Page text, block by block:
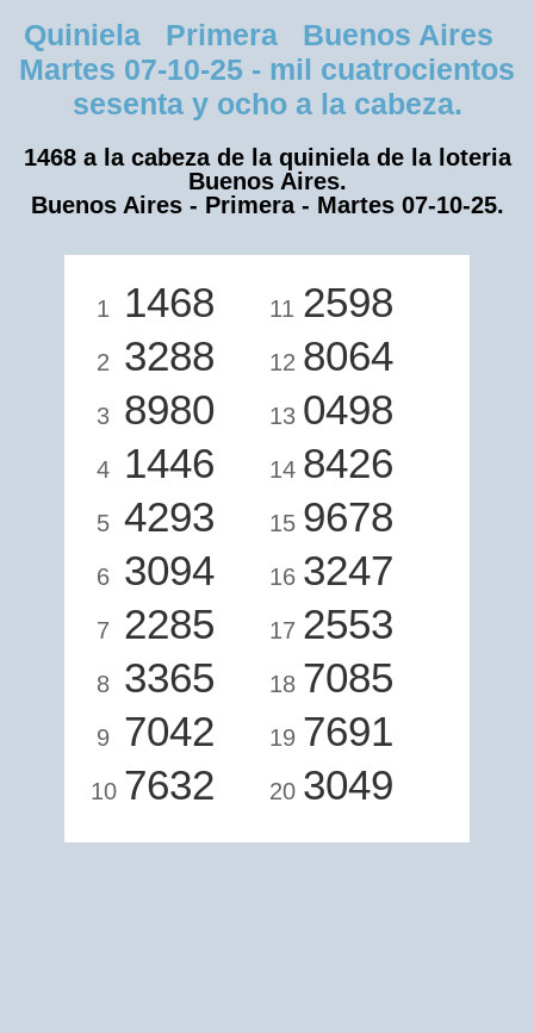
Quiniela Primera Buenos Aires
Martes 07-10-25 - mil cuatrocientos
sesenta y ocho a la cabeza.
1468 a la cabeza de la quiniela de la loteria
Buenos Aires.
Buenos Aires - Primera - Martes 07-10-25.
1 1468
2 3288
3 8980
4 1446
5 4293
6 3094
7 2285
8 3365
9 7042
10 7632
11 2598
12 8064
13 0498
14 8426
15 9678
16 3247
17 2553
18 7085
19 7691
20 3049